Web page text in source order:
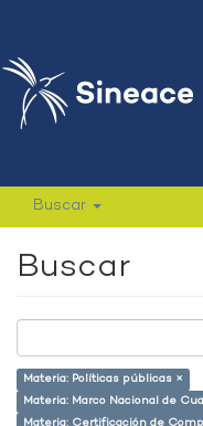
Buscar
Buscar
Materia: Políticas públicas ×
Materia: Marco Nacional de